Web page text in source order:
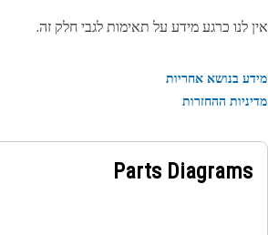
לנו כרגע מידע על תאימות לגבי חלק זה.
בנושא אחריות
ההחזרות
Parts Diagrams